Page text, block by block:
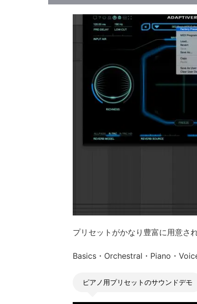
プリセットがかなり豊富に用意さ
Basics・Orchestral・Piano・
ピアノ用プリセットのサウンドデモ